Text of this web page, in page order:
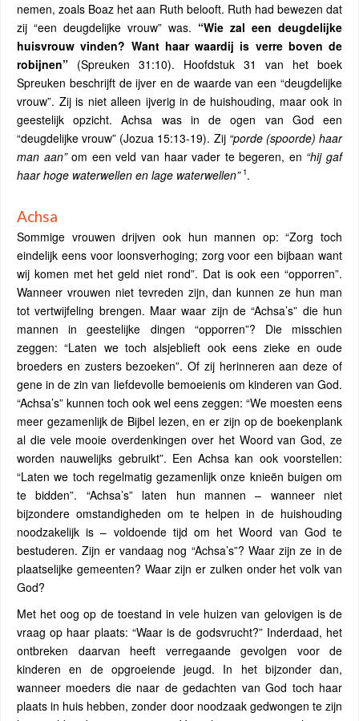
nemen, zoals Boaz het aan Ruth belooft. Ruth had bewezen dat
zij “een deugdelijke vrouw” was. “Wie zal een deugdelijke
huisvrouw vinden? Want haar waardij is verre boven de
robijnen” (Spreuken 31:10). Hoofdstuk 31 van het boek
Spreuken beschrijft de ijver en de waarde van een “deugdelijke
vrouw”. Zij is niet alleen ijverig in de huishouding, maar ook in
geestelijk opzicht. Achsa was in de ogen van God een
“deugdelijke vrouw” (Jozua 15:13-19). Zij “porde (spoorde) haar
man aan”om een veld van haar vader te begeren, en “hij gaf
haar hoge waterwellen en lage waterwellen” 1.
Achsa
Sommige vrouwen drijven ook hun mannen op: “Zorg toch
eindelijk eens voor loonsverhoging; zorg voor een bijbaan want
wij komen met het geld niet rond”. Dat is ook een “opporren”.
Wanneer vrouwen niet tevreden zijn, dan kunnen ze hun man
tot vertwijfeling brengen. Maar waar zijn de “Achsa’s” die hun
mannen in geestelijke dingen “opporren”? Die misschien
zeggen: “Laten we toch alsjeblieft ook eens zieke en oude
broeders en zusters bezoeken”. Of zij herinneren aan deze of
gene in de zin van liefdevolle bemoeienis om kinderen van God.
“Achsa’s” kunnen toch ook wel eens zeggen: “We moesten eens
meer gezamenlijk de Bijbel lezen, en er zijn op de boekenplank
al die vele mooie overdenkingen over het Woord van God, ze
worden nauwelijks gebruikt”. Een Achsa kan ook voorstellen:
“Laten we toch regelmatig gezamenlijk onze knieën buigen om
te bidden”. “Achsa’s” laten hun mannen – wanneer niet
bijzondere omstandigheden om te helpen in de huishouding
noodzakelijk is – voldoende tijd om het Woord van God te
bestuderen. Zijn er vandaag nog “Achsa’s”? Waar zijn ze in de
plaatselijke gemeenten? Waar zijn er zulken onder het volk van
God?
Met het oog op de toestand in vele huizen van gelovigen is de
vraag op haar plaats: “Waar is de godsvrucht?” Inderdaad, het
ontbreken daarvan heeft verregaande gevolgen voor de
kinderen en de opgroeiende jeugd. In het bijzonder dan,
wanneer moeders die naar de gedachten van God toch haar
plaats in huis hebben, zonder door noodzaak gedwongen te zijn